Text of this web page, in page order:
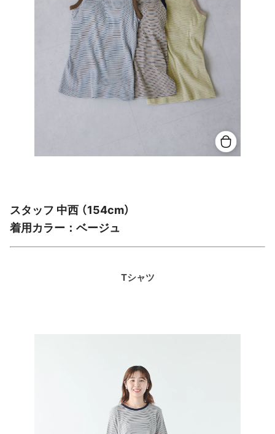
スタッフ 中西 （154cm）
着用カラー：ベージュ
Tシャツ